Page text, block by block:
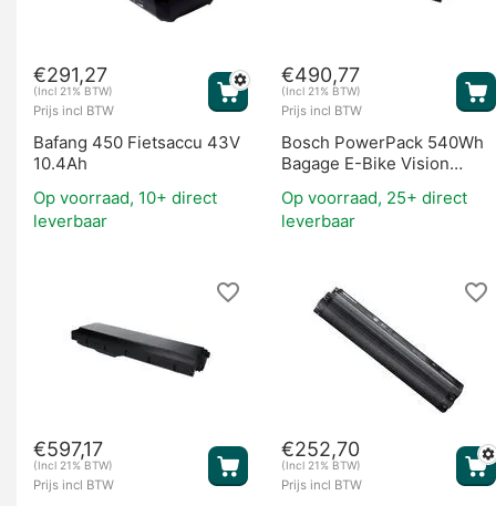
Fietsaccu's
€291,27
(Incl 21% BTW)
Prijs incl BTW
Bafang 450 Fietsaccu 43V
10.4Ah
Op voorraad, 10+ direct
leverbaar
€490,77
(Incl 21% BTW)
Prijs incl BTW
Bosch PowerPack 540Wh
Bagage E-Bike Vision
Op voorraad, 25+ direct
leverbaar
€597,17
(Incl 21% BTW)
Prijs incl BTW
€252,70
(Incl 21% BTW)
Prijs incl BTW